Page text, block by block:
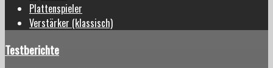
Plattenspieler
Verstärker (klassisch)
Testberichte